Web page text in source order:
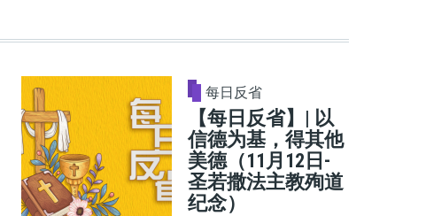
每日反省
【每日反省】| 以
信德为基，得其他
美德（11月12日-
圣若撒法主教殉道
纪念）